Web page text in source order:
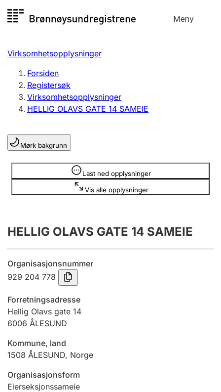
til
Meny
Registersøk
Aksjeselskap
Enkeltpersonforetak
Registrere, endre, slette
Lag og forening
Registrere, endre, slette
Årsregnskap
Innsending og forsinkelsesgebyr
Jeger
Ektepaktveileder
Virksomhetsopplysninger
Forsiden
Registersøk
Virksomhetsopplysninger
HELLIG OLAVS GATE 14 SAMEIE
Mørk bakgrunn
Last ned opplysninger
Vis alle opplysninger
Opplysninger er skjult
HELLIG OLAVS GATE 14 SAMEIE
Organisasjonsnummer
929 204 778
Forretningsadresse
Hellig Olavs gate 14
6006 ÅLESUND
Kommune, land
1508 ÅLESUND, Norge
Organisasjonsform
Eierseksjonssameie